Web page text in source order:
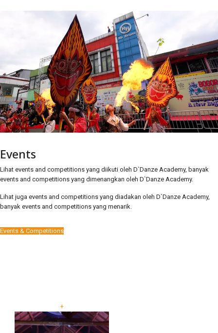
Events
Lihat events and competitions yang diikuti oleh D`Danze Academy, banyak
events and competitions yang dimenangkan oleh D`Danze Academy.
Lihat juga events and competitions yang diadakan oleh D`Danze Academy,
banyak events and competitions yang menarik.
Events & Competitions
+